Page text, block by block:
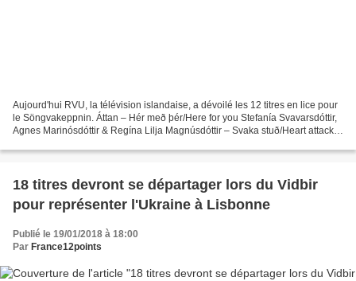
Aujourd'hui RVU, la télévision islandaise, a dévoilé les 12 titres en lice pour
le Söngvakeppnin. Áttan – Hér með þér/Here for you Stefanía Svavarsdóttir,
Agnes Marinósdóttir & Regína Lilja Magnúsdóttir – Svaka stuð/Heart attack
18 titres devront se départager lors du Vidbir
pour représenter l'Ukraine à Lisbonne
Publié le 19/01/2018 à 18:00
Par France12points